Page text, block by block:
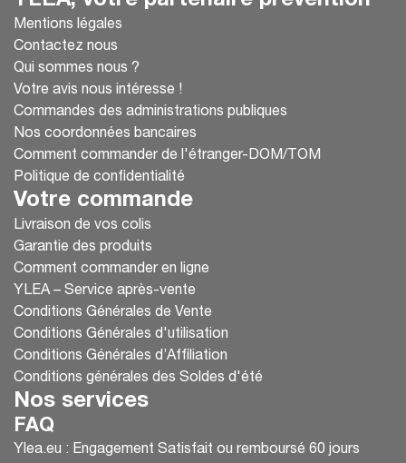
Mentions légales
Contactez nous
Qui sommes nous ?
Votre avis nous intéresse !
Commandes des administrations publiques
Nos coordonnées bancaires
Comment commander de l'étranger-DOM/TOM
Politique de confidentialité
Votre commande
Livraison de vos colis
Garantie des produits
Comment commander en ligne
YLEA – Service après-vente
Conditions Générales de Vente
Conditions Générales d'utilisation
Conditions Générales d’Affiliation
Conditions générales des Soldes d'été
Nos services
FAQ
Ylea.eu : Engagement Satisfait ou remboursé 60 jours